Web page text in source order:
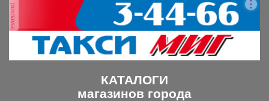
реклама
КАТАЛОГИ
магазинов города